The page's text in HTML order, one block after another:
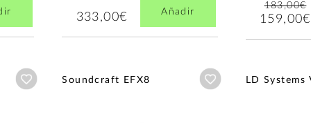
333,00€ Añadir
183,00€
159,00€
Añadir a wishlist
Soundcraft EFX8 Añadir a wishlist
LD Systems